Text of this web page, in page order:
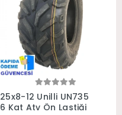
Sepete Ekle
25x8-12 Unilli UN735
6 Kat Atv Ön Lastiği